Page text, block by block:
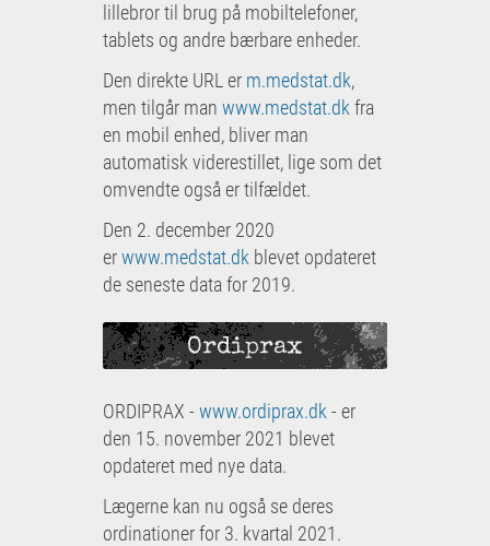
lillebror til brug på mobiltelefoner,
tablets og andre bærbare enheder.
Den direkte URL er m.medstat.dk,
men tilgår man www.medstat.dk fra
en mobil enhed, bliver man
automatisk viderestillet, lige som det
omvendte også er tilfældet.
Den 2. december 2020
erwww.medstat.dk blevet opdateret
de seneste data for 2019.
Ordiprax
ORDIPRAX - www.ordiprax.dk - er
den 15. november 2021 blevet
opdateret med nye data.
Lægerne kan nu også se deres
ordinationer for 3. kvartal 2021.